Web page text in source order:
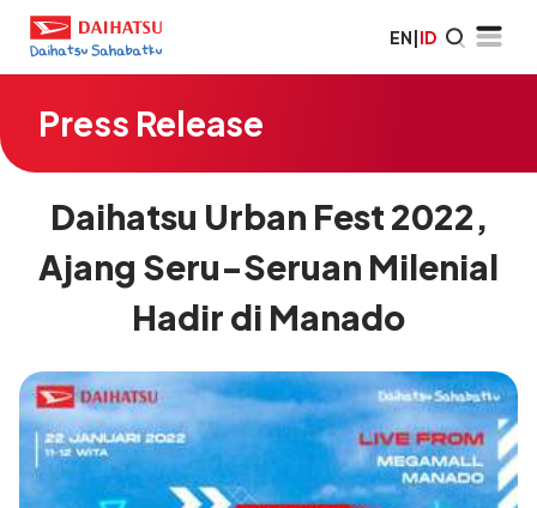
EN|ID
Press Release
Daihatsu Urban Fest 2022,
Ajang Seru-Seruan Milenial
Hadir di Manado